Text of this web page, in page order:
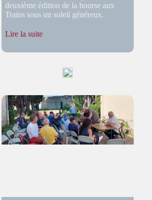
deuxième édition de la bourse aux
Trains sous un soleil généreux.
Lire la suite:
Brocante
Doudou
Modélisme